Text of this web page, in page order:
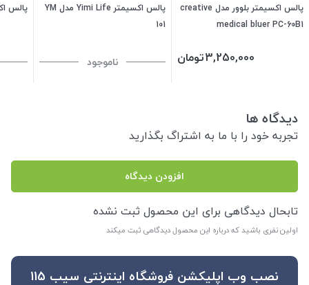
پالس اکسیمتر بلوور مدل creative
medical bluer PC-60B1
3,250,000تومان
پالس اکسیمتر Yimi Life مدل YM
101
ناموجود
پالس
دیدگاه ها
تجربه خود را با ما به اشتراگ بگذارید
افزودن دیدگاه
تابحال دیدگاهی برای این محصول ثبت نشده
اولین نفری باشید که درباره این محصول دیدگاهی ثبت میکند
نصب وب اپلیکشن فروشگاه اینترنتی سیب 115